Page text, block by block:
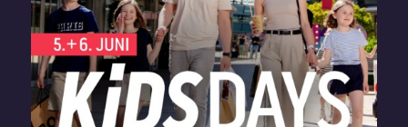
Modern, stilvoll und vielseitig: JOOP! bringt elegante
Mode und Accessoires in Euren Sommer. Besonders für
Alltag, Büro oder besondere Momente findet Ihr hier klare
Designs, hochwertige Materialien und einen gepflegten
Look.
KARL LAGERFELD WOMEN